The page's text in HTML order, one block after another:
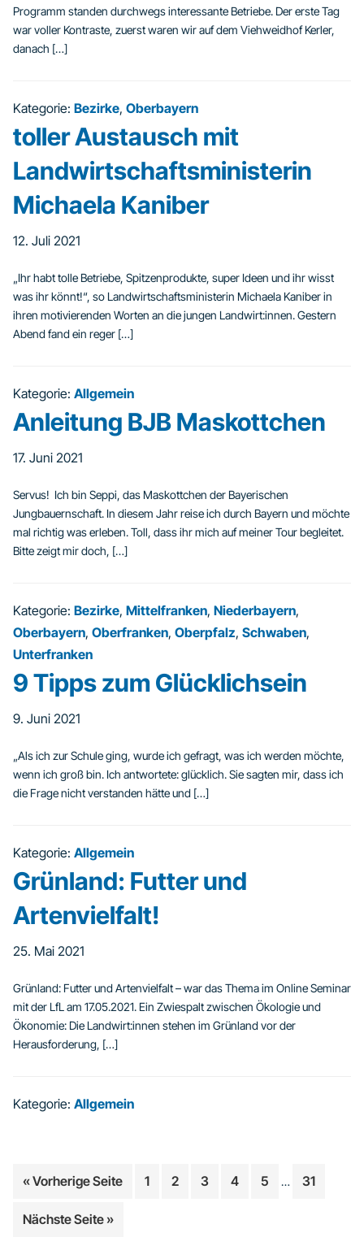
Programm standen durchwegs interessante Betriebe. Der erste Tag
war voller Kontraste, zuerst waren wir auf dem Viehweidhof Kerler,
danach […]
Kategorie: Bezirke, Oberbayern
toller Austausch mit
Landwirtschaftsministerin
Michaela Kaniber
12. Juli 2021
„Ihr habt tolle Betriebe, Spitzenprodukte, super Ideen und ihr wisst
was ihr könnt!“, so Landwirtschaftsministerin Michaela Kaniber in
ihren motivierenden Worten an die jungen Landwirt:innen. Gestern
Abend fand ein reger […]
Kategorie: Allgemein
Anleitung BJB Maskottchen
17. Juni 2021
Servus! Ich bin Seppi, das Maskottchen der Bayerischen
Jungbauernschaft. In diesem Jahr reise ich durch Bayern und möchte
mal richtig was erleben. Toll, dass ihr mich auf meiner Tour begleitet.
Bitte zeigt mir doch, […]
Kategorie: Bezirke, Mittelfranken, Niederbayern,
Oberbayern, Oberfranken, Oberpfalz, Schwaben,
Unterfranken
9 Tipps zum Glücklichsein
9. Juni 2021
„Als ich zur Schule ging, wurde ich gefragt, was ich werden möchte,
wenn ich groß bin. Ich antwortete: glücklich. Sie sagten mir, dass ich
die Frage nicht verstanden hätte und […]
Kategorie: Allgemein
Grünland: Futter und
Artenvielfalt!
25. Mai 2021
Grünland: Futter und Artenvielfalt – war das Thema im Online Seminar
mit der LfL am 17.05.2021. Ein Zwiespalt zwischen Ökologie und
Ökonomie: Die Landwirt:innen stehen im Grünland vor der
Herausforderung, […]
Kategorie: Allgemein
« Vorherige Seiteaufrufen
Seite
1 Seite
2 Seite
3 Seite
4 Seite
5 … Seite
31
Nächste Seiteaufrufen
»